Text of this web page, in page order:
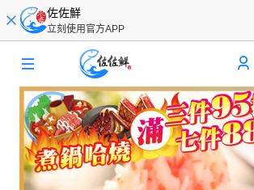
佐佐鮮
立刻使用官方APP